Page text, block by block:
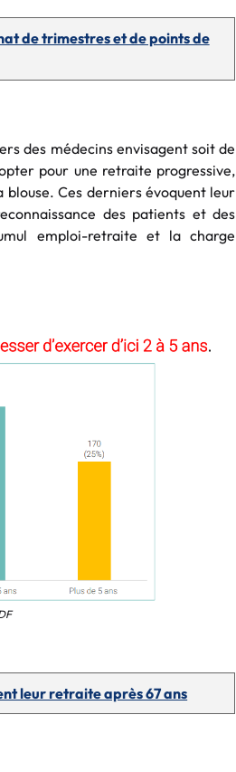
de trimestres et de points de
des médecins envisagent soit de
pour une retraite progressive,
Ces derniers évoquent leur
des patients et des
emploi-retraite et la charge
leur retraite après 67 ans